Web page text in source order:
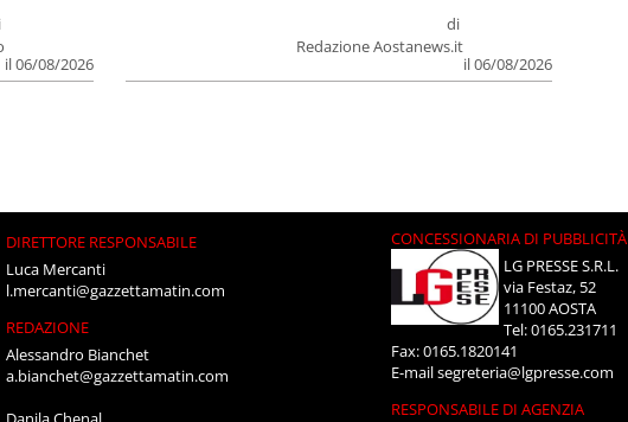
il 06/08/2026
di
Redazione Aostanews.it
il 06/08/2026
DIRETTORE RESPONSABILE
Luca Mercanti
l.mercanti@gazzettamatin.com
REDAZIONE
Alessandro Bianchet
a.bianchet@gazzettamatin.com
CONCESSIONARIA DI PUBBLICITÀ
LG PRESSE S.R.L.
via Festaz, 52
11100 AOSTA
Tel: 0165.231711
Fax: 0165.1820141
E-mailsegreteria@lgpresse.com
RESPONSABILE DI AGENZIA